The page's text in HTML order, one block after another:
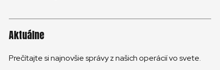
Aktuálne
Prečítajte si najnovšie správy z našich operácií vo svete.